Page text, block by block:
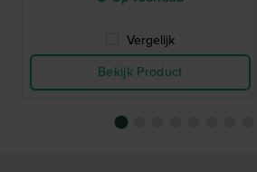
Vergelijk
Bekijk Product